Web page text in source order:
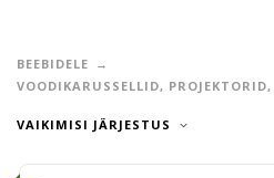
BEEBIDELE
VOODIKARUSSELLID,
VAIKIMISI JÄRJESTUS